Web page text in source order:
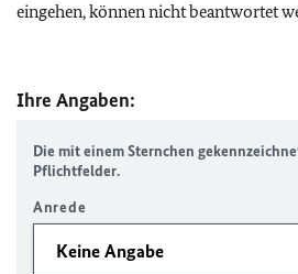
eingehen, können nicht beantwortet
Ihre Angaben:
Die mit einem Sternchen
Pflichtfelder.
Anrede